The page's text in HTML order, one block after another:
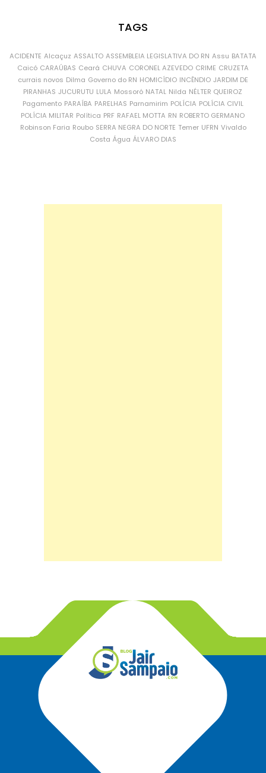
TAGS
ACIDENTE Alcaçuz ASSALTO ASSEMBLEIA LEGISLATIVA DO RN Assu BATATA
Caicó CARAÚBAS Ceará CHUVA CORONEL AZEVEDO CRIME CRUZETA
currais novos Dilma Governo do RN HOMICÍDIO INCÊNDIO JARDIM DE
PIRANHAS JUCURUTU LULA Mossoró NATAL Nilda NÉLTER QUEIROZ
Pagamento PARAÍBA PARELHAS Parnamirim POLÍCIA POLÍCIA CIVIL
POLÍCIA MILITAR Política PRF RAFAEL MOTTA RN ROBERTO GERMANO
Robinson Faria Roubo SERRA NEGRA DO NORTE Temer UFRN Vivaldo
Costa Água ÁLVARO DIAS